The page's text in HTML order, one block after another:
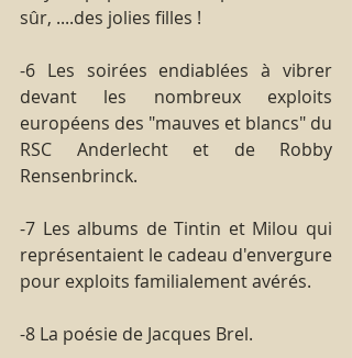
sûr, ....des jolies filles !
-6 Les soirées endiablées à vibrer
devant les nombreux exploits
européens des "mauves et blancs" du
RSC Anderlecht et de Robby
Rensenbrinck.
-7 Les albums de Tintin et Milou qui
représentaient le cadeau d'envergure
pour exploits familialement avérés.
-8 La poésie de Jacques Brel.